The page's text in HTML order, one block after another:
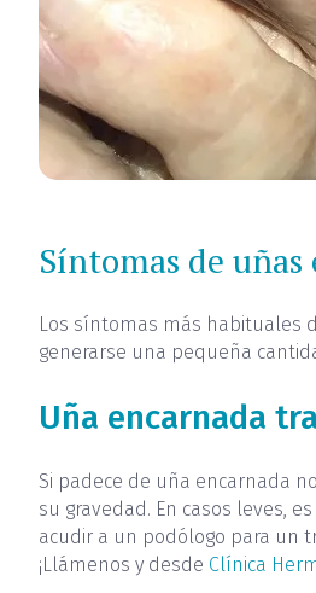
Síntomas de uñas
Los síntomas más habituales
generarse una pequeña
Uña encarnada
Si padece de uña encarnada
su gravedad. En casos leves,
acudir a un podólogo para un
¡Llámenos y desde Clínica